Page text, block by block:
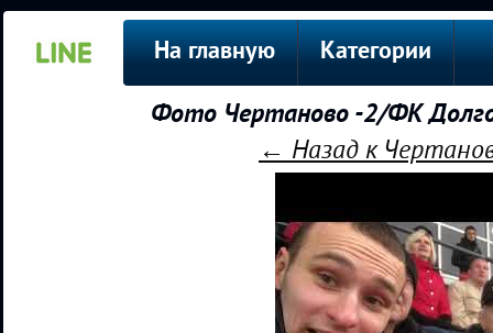
На главную Категории
Фото Чертаново -2/ФК
← Назад к